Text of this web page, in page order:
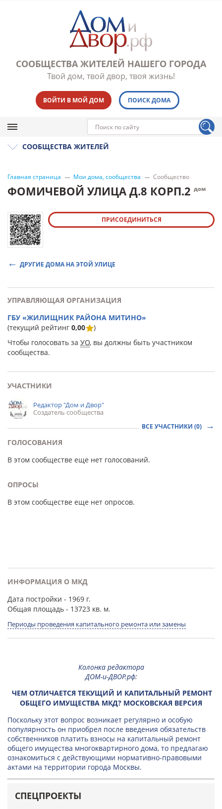
СООБЩЕСТВА ЖИТЕЛЕЙ НАШЕГО ГОРОДА
Твой дом, твой двор, твоя жизнь!
ВОЙТИ В МОЙ ДОМ ПОИСК ДОМА
СООБЩЕСТВА ЖИТЕЛЕЙ
Главная страница Мои дома, сообщества Сообщество
ФОМИЧЕВОЙ УЛИЦА Д.8 КОРП.2 дом
ПРИСОЕДИНИТЬСЯ
ДРУГИЕ ДОМА НА ЭТОЙ УЛИЦЕ
УПРАВЛЯЮЩАЯ ОРГАНИЗАЦИЯ
ГБУ «ЖИЛИЩНИК РАЙОНА МИТИНО»
(текущий рейтинг 0,00
)
Чтобы голосовать за УО, вы должны быть участником
сообщества.
УЧАСТНИКИ
Редактор "Дом и Двор"
Создатель сообщества
ВСЕ УЧАСТНИКИ (0)
ГОЛОСОВАНИЯ
В этом сообществе еще нет голосований.
ОПРОСЫ
В этом сообществе еще нет опросов.
ИНФОРМАЦИЯ О МКД
Дата постройки - 1969 г.
Общая площадь - 13723 кв. м.
Периоды проведения капитального ремонта или замены
Колонка редактора
ДОМ-и-ДВОР.рф:
ЧЕМ ОТЛИЧАЕТСЯ ТЕКУЩИЙ И КАПИТАЛЬНЫЙ РЕМОНТ
ОБЩЕГО ИМУЩЕСТВА МКД? МОСКОВСКАЯ ВЕРСИЯ
Поскольку этот вопрос возникает регулярно и особую
популярность он приобрел после введения обязательств
собственников платить взносы на капитальный ремонт
общего имущества многоквартирного дома, то предлагаю
ознакомиться с действующими нормативно-правовыми
актами на территории города Москвы.
СПЕЦПРОЕКТЫ